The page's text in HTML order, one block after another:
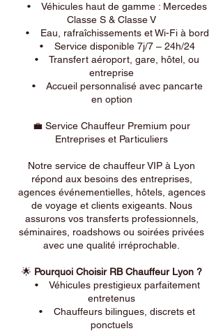
• Véhicules haut de gamme : Mercedes
Classe S & Classe V
• Eau, rafraîchissements et Wi-Fi à bord
• Service disponible 7j/7 – 24h/24
• Transfert aéroport, gare, hôtel, ou
entreprise
• Accueil personnalisé avec pancarte
en option
💼 Service Chauffeur Premium pour
Entreprises et Particuliers
Notre service de chauffeur VIP à Lyon
répond aux besoins des entreprises,
agences événementielles, hôtels, agences
de voyage et clients exigeants. Nous
assurons vos transferts professionnels,
séminaires, roadshows ou soirées privées
avec une qualité irréprochable.
🌟 Pourquoi Choisir RB Chauffeur Lyon ?
• Véhicules prestigieux parfaitement
entretenus
• Chauffeurs bilingues, discrets et
ponctuels